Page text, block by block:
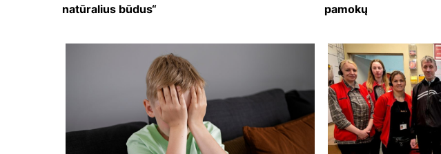
natūralius būdus“
pamokų